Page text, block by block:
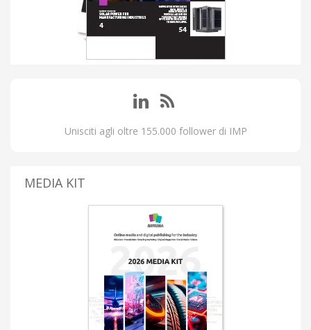
Unisciti agli oltre 155.000 follower di IMP
MEDIA KIT